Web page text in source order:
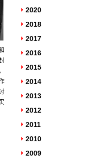
2020
2018
2017
2016
2015
2014
2013
2012
2011
2010
2009